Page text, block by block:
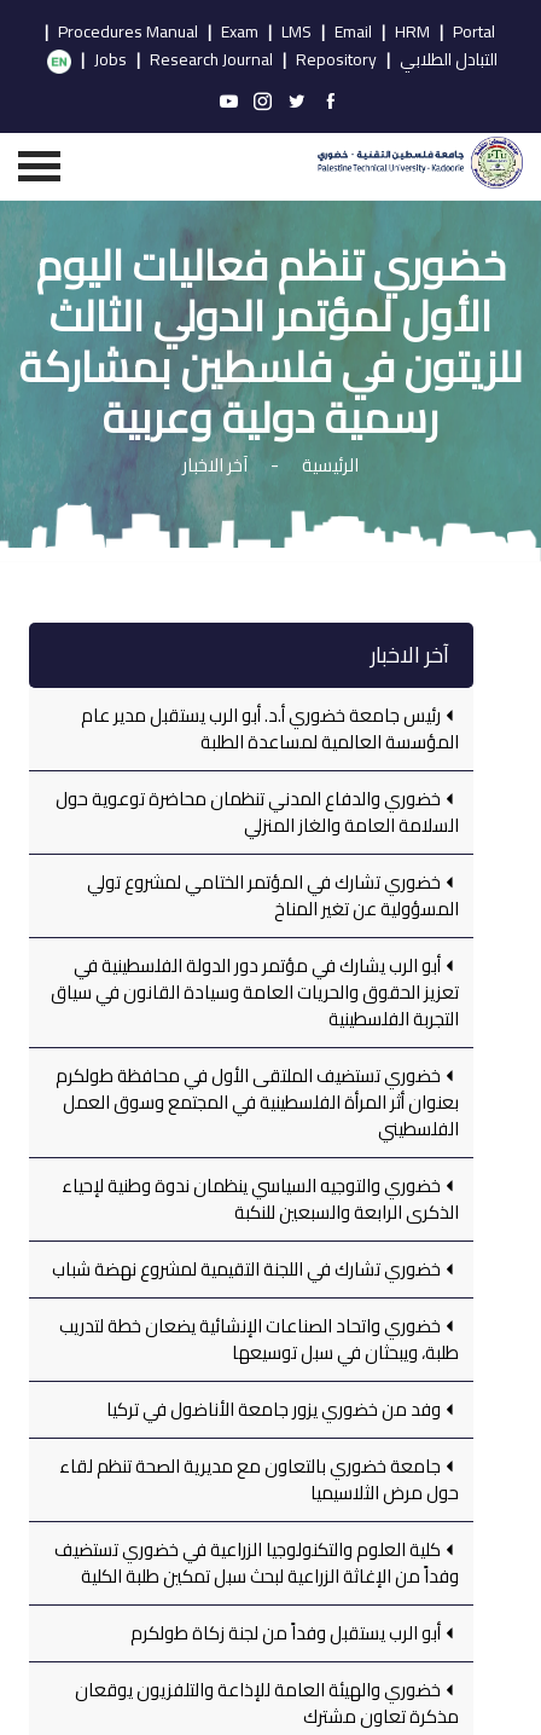
Portal
|
HRM
|
Email
|
LMS
|
Exam
|
Procedures Manual
|
التبادل الطلابي |
Repository
|
Research Journal
|
Jobs
|
خضوري تنظم فعاليات اليوم
الأول لمؤتمر الدولي الثالث
للزيتون في فلسطين بمشاركة
رسمية دولية وعربية
الرئيسية - آخر الاخبار
آخر الاخبار
رئيس جامعة خضوري أ.د. أبو الرب يستقبل مدير عام
المؤسسة العالمية لمساعدة الطلبة
خضوري والدفاع المدني تنظمان محاضرة توعوية حول
السلامة العامة والغاز المنزلي
خضوري تشارك في المؤتمر الختامي لمشروع تولي
المسؤولية عن تغير المناخ
أبو الرب يشارك في مؤتمر دور الدولة الفلسطينية في
تعزيز الحقوق والحريات العامة وسيادة القانون في سياق
التجربة الفلسطينية
خضوري تستضيف الملتقى الأول في محافظة طولكرم
بعنوان أثر المرأة الفلسطينية في المجتمع وسوق العمل
الفلسطيني
خضوري والتوجيه السياسي ينظمان ندوة وطنية لإحياء
الذكرى الرابعة والسبعين للنكبة
خضوري تشارك في اللجنة التقيمية لمشروع نهضة شباب
خضوري واتحاد الصناعات الإنشائية يضعان خطة لتدريب
طلبة، ويبحثان في سبل توسيعها
وفد من خضوري يزور جامعة الأناضول في تركيا
جامعة خضوري بالتعاون مع مديرية الصحة تنظم لقاء
حول مرض الثلاسيميا
كلية العلوم والتكنولوجيا الزراعية في خضوري تستضيف
وفداً من الإغاثة الزراعية لبحث سبل تمكين طلبة الكلية
أبو الرب يستقبل وفداً من لجنة زكاة طولكرم
خضوري والهيئة العامة للإذاعة والتلفزيون يوقعان
مذكرة تعاون مشترك